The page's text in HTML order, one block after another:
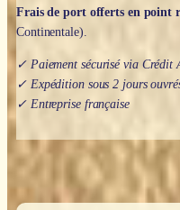
Frais de port offerts en point
Continentale).
✓ Paiement sécurisé via Crédit
✓ Expédition sous 2 jours
✓ Entreprise française